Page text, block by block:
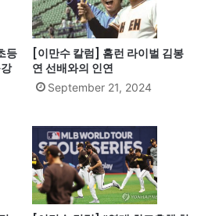
등
[이만수 칼럼] 홈런 라이벌 김봉
연 선배와의 인연
September 21, 2024